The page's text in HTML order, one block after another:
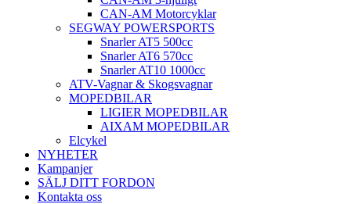
CAN-AM Motorcyklar
SEGWAY POWERSPORTS
Snarler AT5 500cc
Snarler AT6 570cc
Snarler AT10 1000cc
ATV-Vagnar & Skogsvagnar
MOPEDBILAR
LIGIER MOPEDBILAR
AIXAM MOPEDBILAR
Elcykel
NYHETER
Kampanjer
SÄLJ DITT FORDON
Kontakta oss